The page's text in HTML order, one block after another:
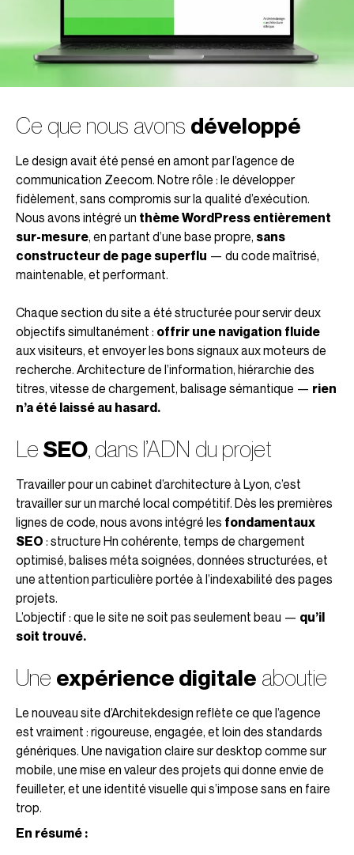
Ce que nous avons développé
Le design avait été pensé en amont par l’agence de
communication Zeecom. Notre rôle : le développer
fidèlement, sans compromis sur la qualité d’exécution.
Nous avons intégré un thème WordPress entièrement
sur-mesure, en partant d’une base propre, sans
constructeur de page superflu — du code maîtrisé,
maintenable, et performant.
Chaque section du site a été structurée pour servir deux
objectifs simultanément : offrir une navigation fluide
aux visiteurs, et envoyer les bons signaux aux moteurs de
recherche. Architecture de l’information, hiérarchie des
titres, vitesse de chargement, balisage sémantique — rien
n’a été laissé au hasard.
Le SEO, dans l’ADN du projet
Travailler pour un cabinet d’architecture à Lyon, c’est
travailler sur un marché local compétitif. Dès les premières
lignes de code, nous avons intégré les fondamentaux
SEO : structure Hn cohérente, temps de chargement
optimisé, balises méta soignées, données structurées, et
une attention particulière portée à l’indexabilité des pages
projets.
L’objectif : que le site ne soit pas seulement beau — qu’il
soit trouvé.
Une expérience digitale aboutie
Le nouveau site d’Architekdesign reflète ce que l’agence
est vraiment : rigoureuse, engagée, et loin des standards
génériques. Une navigation claire sur desktop comme sur
mobile, une mise en valeur des projets qui donne envie de
feuilleter, et une identité visuelle qui s’impose sans en faire
trop.
En résumé :